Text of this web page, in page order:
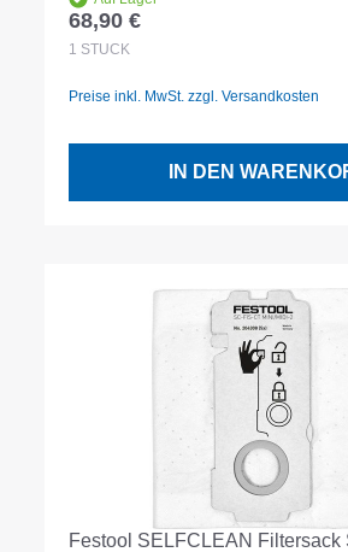
Regulärer Preis:
68,90 €
1 STÜCK
Preise inkl. MwSt. zzgl. Versandkosten
IN DEN
Festool SELFCLEAN Filtersack